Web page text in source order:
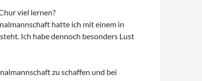
viel lernen?
hatte ich mit einem in
Ich habe dennoch besonders Lust
zu schaffen und bei